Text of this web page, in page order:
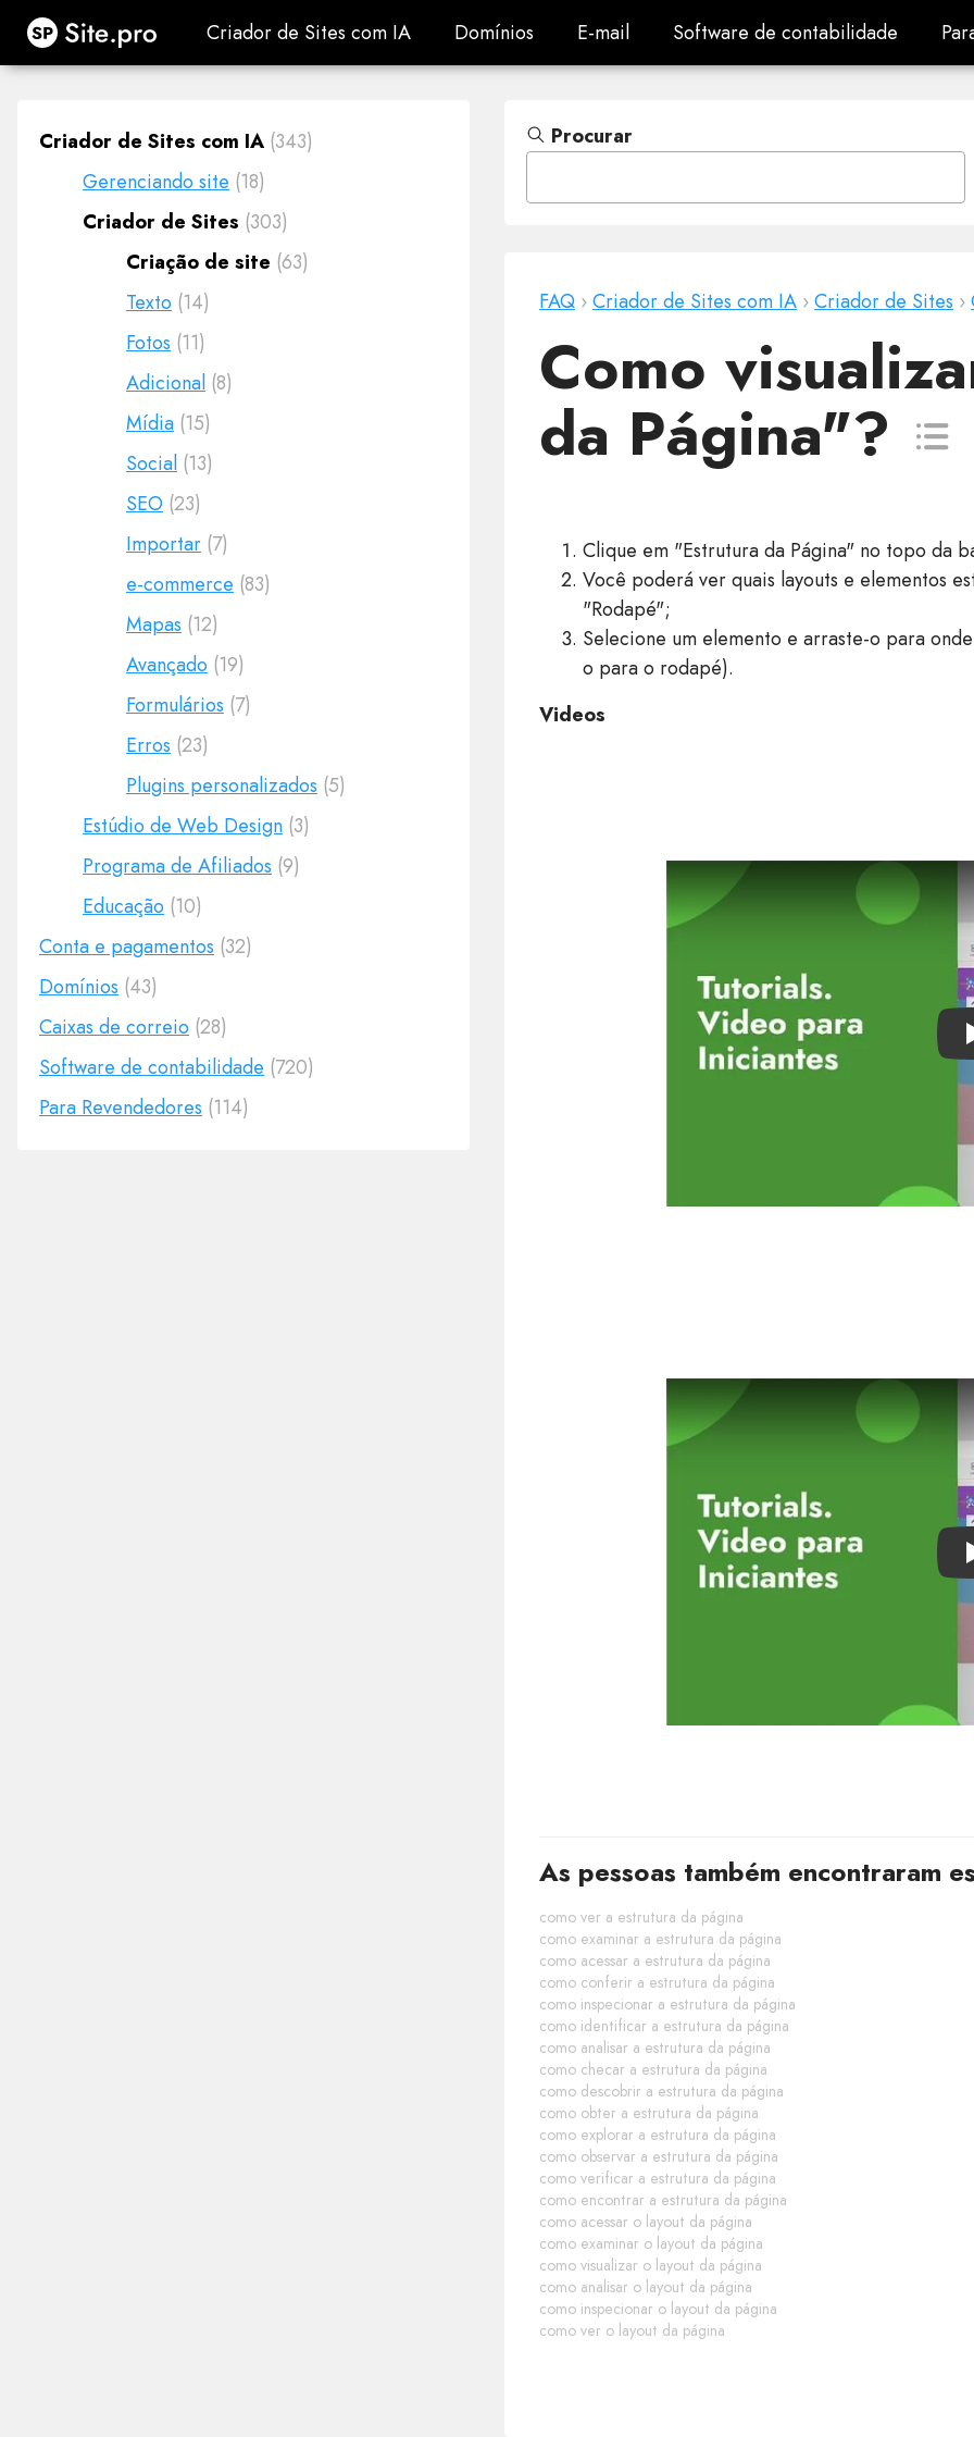
Site.pro Criador de Sites com IA
Criador de Sites com IA Domínios
Domínios E-mail
E-mail Software de contabilidade
Software de contabilidade
Criador de Sites com IA (343)
Gerenciando site (18)
Criador de Sites (303)
Criação de site (63)
Texto (14)
Fotos (11)
Adicional (8)
Mídia (15)
Social (13)
SEO (23)
Importar (7)
e-commerce (83)
Mapas (12)
Avançado (19)
Formulários (7)
Erros (23)
Plugins personalizados (5)
Estúdio de Web Design (3)
Programa de Afiliados (9)
Educação (10)
Conta e pagamentos (32)
Domínios (43)
Caixas de correio (28)
Software de contabilidade (720)
Para Revendedores (114)
Procurar
FAQ ›Criador de Sites com IA ›Criador de Sites ›
Como
da Página"?
Clique em "Estrutura da Página" no topo da
Você poderá ver quais layouts e elementos
"Rodapé";
Selecione um elemento e arraste-o para
o para o rodapé).
Videos
As pessoas também encontraram
como ver a estrutura da página
como examinar a estrutura da página
como acessar a estrutura da página
como conferir a estrutura da página
como inspecionar a estrutura da página
como identificar a estrutura da página
como analisar a estrutura da página
como checar a estrutura da página
como descobrir a estrutura da página
como obter a estrutura da página
como explorar a estrutura da página
como observar a estrutura da página
como verificar a estrutura da página
como encontrar a estrutura da página
como acessar o layout da página
como examinar o layout da página
como visualizar o layout da página
como analisar o layout da página
como inspecionar o layout da página
como ver o layout da página